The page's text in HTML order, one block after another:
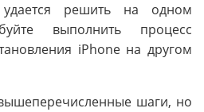
решить на одном
выполнить процесс
iPhone на другом
шаги, но